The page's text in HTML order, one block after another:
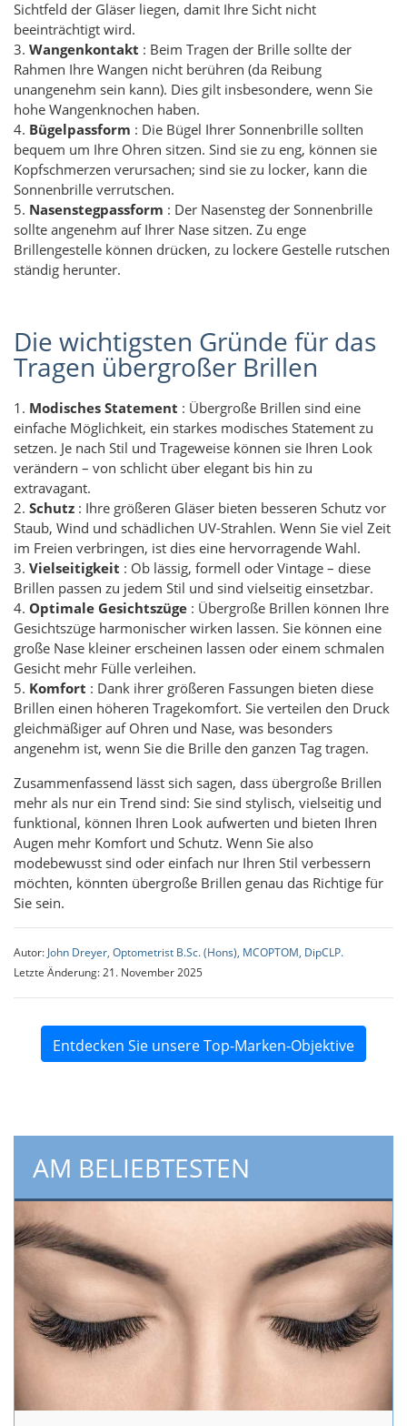
Sichtfeld der Gläser liegen, damit Ihre Sicht nicht
beeinträchtigt wird.
3. Wangenkontakt : Beim Tragen der Brille sollte der
Rahmen Ihre Wangen nicht berühren (da Reibung
unangenehm sein kann). Dies gilt insbesondere, wenn Sie
hohe Wangenknochen haben.
4. Bügelpassform : Die Bügel Ihrer Sonnenbrille sollten
bequem um Ihre Ohren sitzen. Sind sie zu eng, können sie
Kopfschmerzen verursachen; sind sie zu locker, kann die
Sonnenbrille verrutschen.
5. Nasenstegpassform : Der Nasensteg der Sonnenbrille
sollte angenehm auf Ihrer Nase sitzen. Zu enge
Brillengestelle können drücken, zu lockere Gestelle rutschen
ständig herunter.
Die wichtigsten Gründe für das
Tragen übergroßer Brillen
1. Modisches Statement : Übergroße Brillen sind eine
einfache Möglichkeit, ein starkes modisches Statement zu
setzen. Je nach Stil und Trageweise können sie Ihren Look
verändern – von schlicht über elegant bis hin zu
extravagant.
2. Schutz : Ihre größeren Gläser bieten besseren Schutz vor
Staub, Wind und schädlichen UV-Strahlen. Wenn Sie viel Zeit
im Freien verbringen, ist dies eine hervorragende Wahl.
3. Vielseitigkeit : Ob lässig, formell oder Vintage – diese
Brillen passen zu jedem Stil und sind vielseitig einsetzbar.
4. Optimale Gesichtszüge : Übergroße Brillen können Ihre
Gesichtszüge harmonischer wirken lassen. Sie können eine
große Nase kleiner erscheinen lassen oder einem schmalen
Gesicht mehr Fülle verleihen.
5. Komfort : Dank ihrer größeren Fassungen bieten diese
Brillen einen höheren Tragekomfort. Sie verteilen den Druck
gleichmäßiger auf Ohren und Nase, was besonders
angenehm ist, wenn Sie die Brille den ganzen Tag tragen.
Zusammenfassend lässt sich sagen, dass übergroße Brillen
mehr als nur ein Trend sind: Sie sind stylisch, vielseitig und
funktional, können Ihren Look aufwerten und bieten Ihren
Augen mehr Komfort und Schutz. Wenn Sie also
modebewusst sind oder einfach nur Ihren Stil verbessern
möchten, könnten übergroße Brillen genau das Richtige für
Sie sein.
Autor: John Dreyer, Optometrist B.Sc. (Hons), MCOPTOM, DipCLP.
Letzte Änderung: 21. November 2025
Entdecken Sie unsere Top-Marken-Objektive
AM BELIEBTESTEN